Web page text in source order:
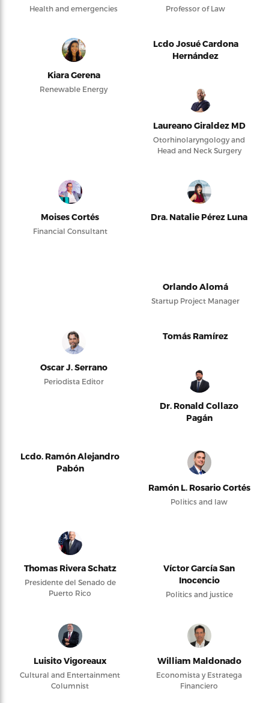
Health and emergencies Professor of Law
Kiara Gerena
Renewable Energy
Lcdo Josué Cardona
Hernández
Laureano Giraldez MD
Otorhinolaryngology and
Head and Neck Surgery
Moises Cortés
Financial Consultant
Dra. Natalie Pérez Luna
Orlando Alomá
Startup Project Manager
Oscar J. Serrano
Periodista Editor
Tomás Ramírez
Dr. Ronald Collazo
Pagán
Lcdo. Ramón Alejandro
Pabón
Ramón L. Rosario Cortés
Politics and law
Thomas Rivera Schatz
Presidente del Senado de
Puerto Rico
Víctor García San
Inocencio
Politics and justice
Luisito Vigoreaux
Cultural and Entertainment
Columnist
William Maldonado
Economista y Estratega
Financiero